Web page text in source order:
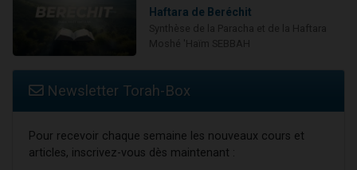
Haftara de Beréchit
Newsletter Torah-Box
Pour recevoir chaque semaine les nouveaux cours et
articles, inscrivez-vous dès maintenant :